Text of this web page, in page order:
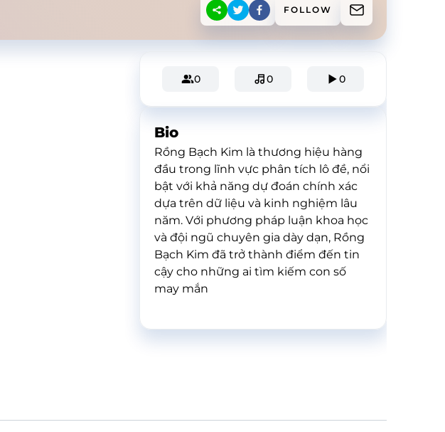
FOLLOW
0 0 0
Bio
Rồng Bạch Kim là thương hiệu hàng
đầu trong lĩnh vực phân tích lô đề, nổi
bật với khả năng dự đoán chính xác
dựa trên dữ liệu và kinh nghiệm lâu
năm. Với phương pháp luận khoa học
và đội ngũ chuyên gia dày dạn, Rồng
Bạch Kim đã trở thành điểm đến tin
cậy cho những ai tìm kiếm con số
may mắn